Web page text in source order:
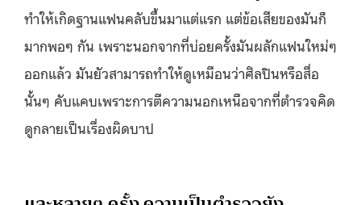
ทำให้เกิดฐานแฟนคลับขึ้นมาแต่แรก แต่ข้อเสียของมันก็
มากพอๆ กัน เพราะนอกจากที่บ่อยครั้งมันผลักแฟนใหม่ๆ
ออกแล้ว มันยัวสามารถทำให้ดูเหมือนว่าศิลปินหรือสื่อ
นั้นๆ คับแคบเพราะการตีความนอกเหนือจากที่ตำรวจคิด
ดูกลายเป็นเรื่องผิดบาป